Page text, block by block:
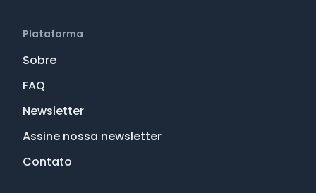
Plataforma
Sobre
FAQ
Newsletter
Assine nossa newsletter
Contato